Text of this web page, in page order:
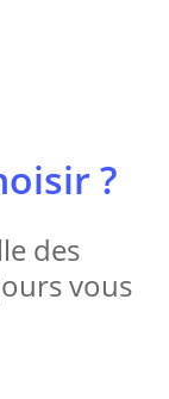
?
des
vous